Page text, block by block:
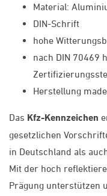
Material:
DIN-Schrift
hohe
nach DIN 70469
Herstellung
Das Kfz-Kennzeichen
gesetzlichen
in Deutschland als
Mit der hoch
Prägung unterstützen